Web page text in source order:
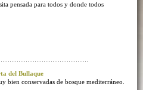
pensada para todos y donde todos
del Bullaque
bien conservadas de bosque mediterráneo.